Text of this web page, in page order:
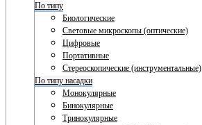
По типу
Биологические
Световые микроскопы (оптические)
Цифровые
Портативные
Стереоскопические (инструментальные)
По типу насадки
Монокулярные
Бинокулярные
Тринокулярные